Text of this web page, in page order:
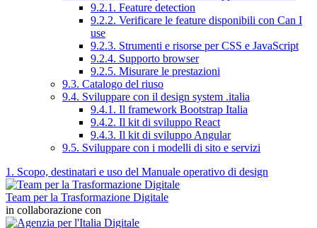
9.2.1. Feature detection
9.2.2. Verificare le feature disponibili con Can I
use
9.2.3. Strumenti e risorse per CSS e JavaScript
9.2.4. Supporto browser
9.2.5. Misurare le prestazioni
9.3. Catalogo del riuso
9.4. Sviluppare con il design system .italia
9.4.1. Il framework Bootstrap Italia
9.4.2. Il kit di sviluppo React
9.4.3. Il kit di sviluppo Angular
9.5. Sviluppare con i modelli di sito e servizi
1. Scopo, destinatari e uso del Manuale operativo di design
Team per la Trasformazione Digitale
in collaborazione con